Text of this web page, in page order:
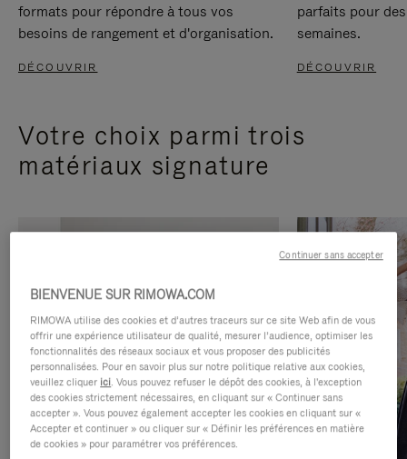
formats pour répondre à tous vos
besoins de rangement et d'organisation.
DÉCOUVRIR
parfaits pour
semaines.
DÉCOUVRIR
Votre choix parmi trois
matériaux signature
BIENVENUE SUR RIMOWA.COM
RIMOWA utilise des cookies et d’autres traceurs sur ce site Web afin de vous
offrir une expérience utilisateur de qualité, mesurer l’audience, optimiser les
fonctionnalités des réseaux sociaux et vous proposer des publicités
personnalisées. Pour en savoir plus sur notre politique relative aux cookies,
veuillez cliquer ici. Vous pouvez refuser le dépôt des cookies, à l'exception
des cookies strictement nécessaires, en cliquant sur « Continuer sans
accepter ». Vous pouvez également accepter les cookies en cliquant sur «
Accepter et continuer » ou cliquer sur « Définir les préférences en matière
de cookies » pour paramétrer vos préférences.
Continuer sans accepter